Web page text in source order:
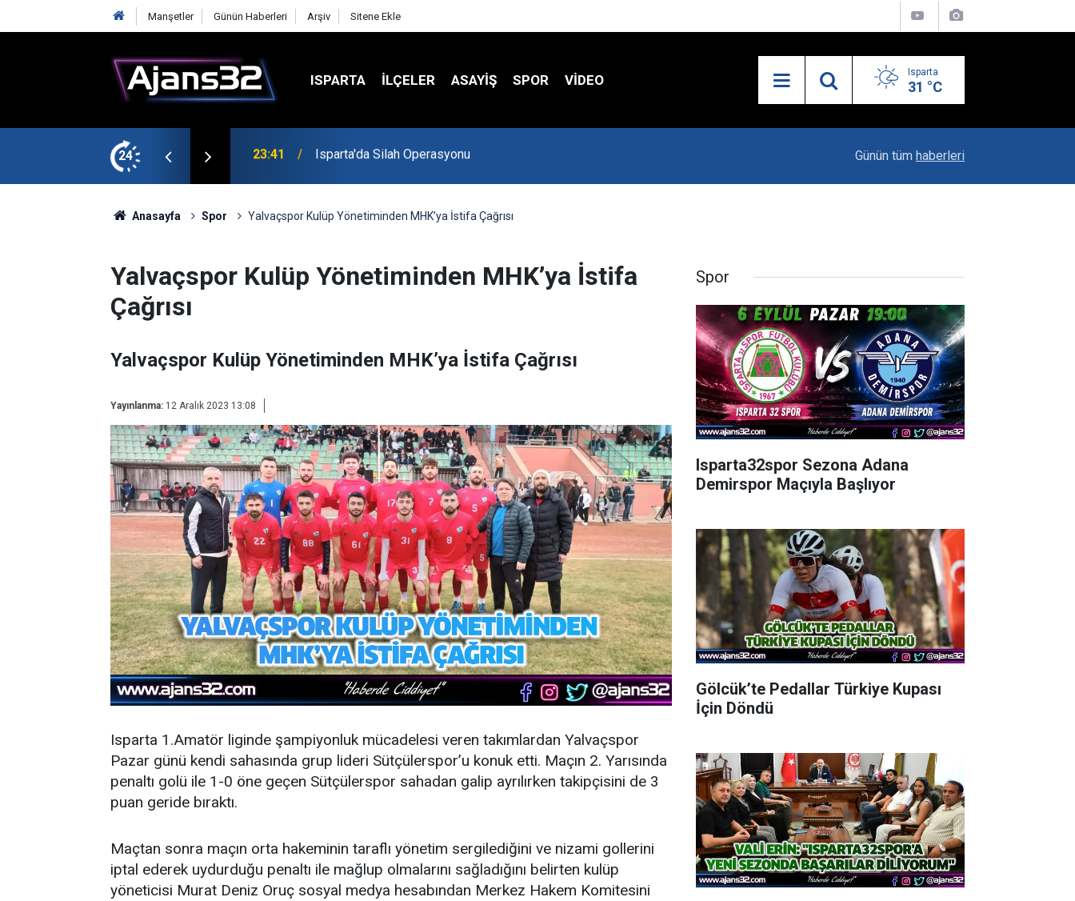
Manşetler Günün Haberleri Arşiv Sitene Ekle
ISPARTA İLÇELER ASAYİŞ SPOR VIDEO Isparta
31 °C
24 23:21 6 Mart Spor Salonu Yeniden Yükseliyor "Karacaören Özel Hükümleri Isparta
Günün tüm haberleri
Anasayfa Spor Yalvaçspor Kulüp Yönetiminden MHK’ya İstifa Çağrısı
Yalvaçspor Kulüp Yönetiminden MHK’ya İstifa
Çağrısı
Yalvaçspor Kulüp Yönetiminden MHK’ya İstifa Çağrısı
Yayınlanma: 12 Aralık 2023 13:08
Isparta 1.Amatör liginde şampiyonluk mücadelesi veren takımlardan Yalvaçspor
Pazar günü kendi sahasında grup lideri Sütçülerspor’u konuk etti. Maçın 2. Yarısında
penaltı golü ile 1-0 öne geçen Sütçülerspor sahadan galip ayrılırken takipçisini de 3
puan geride bıraktı.
Maçtan sonra maçın orta hakeminin taraflı yönetim sergilediğini ve nizami gollerini
iptal ederek uydurduğu penaltı ile mağlup olmalarını sağladığını belirten kulüp
yöneticisi Murat Deniz Oruç sosyal medya hesabından Merkez Hakem Komitesini
Spor
Isparta32spor Sezona Adana
Demirspor Maçıyla Başlıyor
Gölcük’te Pedallar Türkiye Kupası
İçin Döndü